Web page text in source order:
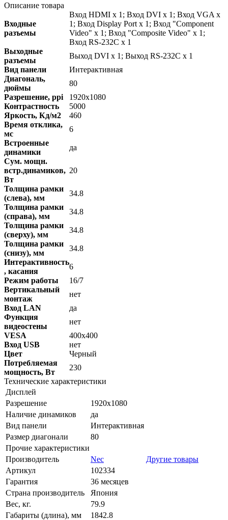
Описание товара
Входные
разъемы
Вход HDMI x 1; Вход DVI x 1; Вход VGA x
1; Вход Display Port x 1; Вход "Component
Video" x 1; Вход "Composite Video" x 1;
Вход RS-232C x 1
Выходные
разъемы
Выход DVI x 1; Выход RS-232C x 1
Вид панели
Интерактивная
Диагональ,
дюймы
80
Разрешение, ppi
1920x1080
Контрастность
5000
Яркость, Кд/м2
460
Время отклика,
мс
6
Встроенные
динамики
да
Сум. мощн.
встр.динамиков,
Вт
20
Толщина рамки
(слева), мм
34.8
Толщина рамки
(справа), мм
34.8
Толщина рамки
(сверху), мм
34.8
Толщина рамки
(снизу), мм
34.8
Интерактивность
, касания
6
Режим работы
16/7
Вертикальный
монтаж
нет
Вход LAN
да
Функция
видеостены
нет
VESA
400х400
Вход USB
нет
Цвет
Черный
Потребляемая
мощность, Вт
230
Технические характеристики
Дисплей
Разрешение
1920x1080
Наличие динамиков
да
Вид панели
Интерактивная
Размер диагонали
80
Прочие характеристики
Производитель
Nec
Другие товары
Артикул
102334
Гарантия
36 месяцев
Страна производитель
Япония
Вес, кг.
79.9
Габариты (длина), мм
1842.8